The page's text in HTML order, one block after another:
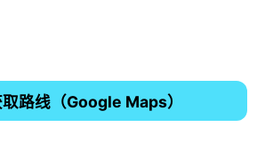
路线（Google Maps）